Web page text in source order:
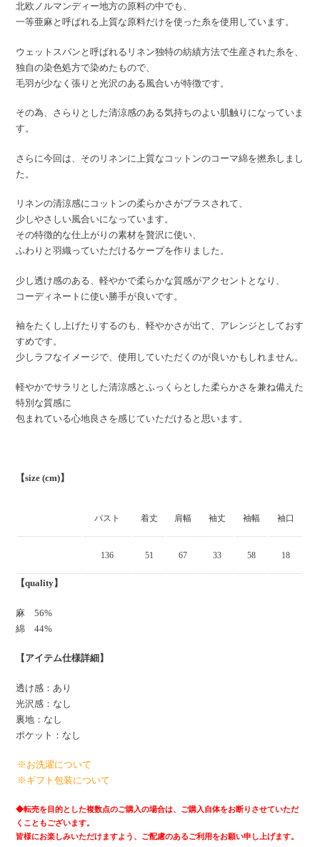
北欧ノルマンディー地方の原料の中でも、
一等亜麻と呼ばれる上質な原料だけを使った糸を使用しています。
ウェットスパンと呼ばれるリネン独特の紡績方法で生産された糸を、
独自の染色処方で染めたもので、
毛羽が少なく張りと光沢のある風合いが特徴です。
その為、さらりとした清涼感のある気持ちのよい肌触りになっていま
す。
さらに今回は、そのリネンに上質なコットンのコーマ綿を撚糸しまし
た。
リネンの清涼感にコットンの柔らかさがプラスされて、
少しやさしい風合いになっています。
その特徴的な仕上がりの素材を贅沢に使い、
ふわりと羽織っていただけるケープを作りました。
少し透け感のある、軽やかで柔らかな質感がアクセントとなり、
コーディネートに使い勝手が良いです。
袖をたくし上げたりするのも、軽やかさが出て、アレンジとしておす
すめです。
少しラフなイメージで、使用していただくのが良いかもしれません。
軽やかでサラリとした清涼感とふっくらとした柔らかさを兼ね備えた
特別な質感に
包まれている心地良さを感じていただけると思います。
【size (cm)】
バスト 着丈 肩幅 袖丈 袖幅 袖口
136 51 67 33 58 18
【quality】
麻 56%
綿 44%
【アイテム仕様詳細】
透け感：あり
光沢感：なし
裏地：なし
ポケット：なし
※お洗濯について
※ギフト包装について
◆転売を目的とした複数点のご購入の場合は、ご購入自体をお断りさせていただ
くこともございます。
皆様にお楽しみいただけますよう、ご配慮のあるご利用をお願い申し上げます。